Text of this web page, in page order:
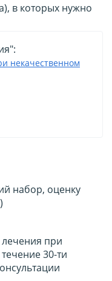
в которых нужно
некачественном
набор, оценку
при
30-ти